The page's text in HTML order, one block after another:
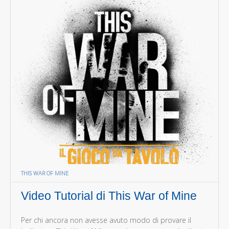
THIS WAR OF MINE
Video Tutorial di This War of Mine
Per chi ancora non avesse avuto modo di provare il